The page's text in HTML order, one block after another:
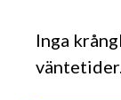
Inga